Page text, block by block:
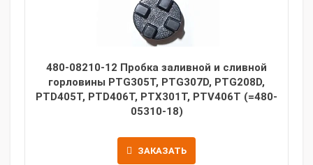
480-08210-12 Пробка заливной и сливной
горловины PTG305T, PTG307D, PTG208D,
PTD405T, PTD406T, PTX301T, PTV406T (=480-
05310-18)
ЗАКАЗАТЬ